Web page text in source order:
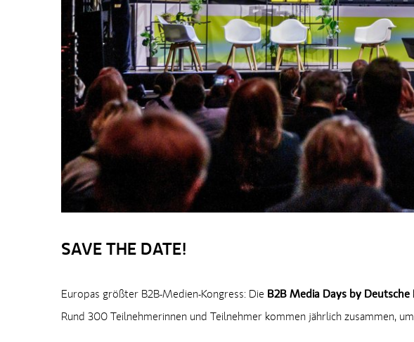
SAVE THE DATE!
Europas größter B2B-Medien-Kongress: Die B2B Media Days by Deutsche
Rund 300 Teilnehmerinnen und Teilnehmer kommen jährlich zusammen,